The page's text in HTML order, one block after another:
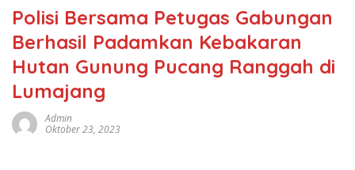
Polisi Bersama Petugas Gabungan
Berhasil Padamkan Kebakaran
Hutan Gunung Pucang Ranggah di
Lumajang
Admin
Oktober 23, 2023